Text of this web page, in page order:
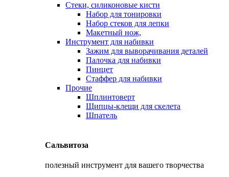
Стеки, силиконовые кисти
Набор для тонировки
Набор стеков для лепки
Макетный нож,
Инструмент для набивки
Зажим для выворачивания деталей
Палочка для набивки
Пинцет
Стаффер для набивки
Прочие
Шплинтоверт
Щипцы-клещи для скелета
Шпатель
Сальвитоза
полезный инструмент для вашего творчества